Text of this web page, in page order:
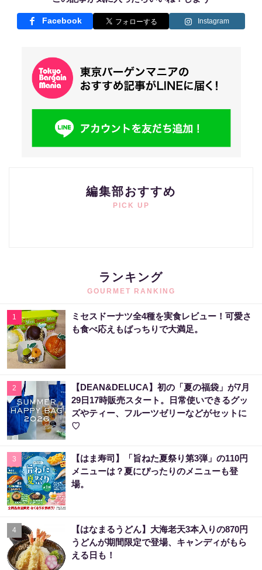
Facebook Instagram
編集部おすすめ
PICK UP
ランキング
GOURMET RANKING
1
ミセスドーナツ全4種を実食レビュー！可愛さ
も食べ応えもばっちりで大満足。
2
【DEAN&DELUCA】初の「夏の福袋」が7月
29日17時販売スタート。日常使いできるグッ
ズやティー、フルーツゼリーなどがセットに
♡
3
【はま寿司】「旨ねた夏祭り第3弾」の110円
メニューは？夏にぴったりのメニューも登
場。
4
【はなまるうどん】大海老天3本入りの870円
うどんが期間限定で登場、キャンディがもら
える日も！